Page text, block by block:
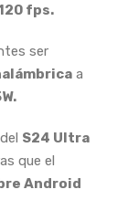
fps.
ser
a
S24 Ultra
que el
Android